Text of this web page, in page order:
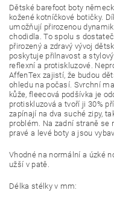
Dětské barefoot boty
kožené kotníčkové botičky.
umožňují přirozenou
chodidla.To spolu s
přirozený a zdravý vývoj
poskytuje přilnavost a
reflexní a protiskluzové.
AffenTex zajistí, že budou
ohledu na počasí. Svrchní
kůže, fleecová podšívka je
protiskluzová a tvoří ji 30%
zapínají na dva suché zipy,
problém. Na zadní straně se
pravé a levé boty a jsou
Vhodné na normální a úzké
užší v patě.
Délka stélky v mm: